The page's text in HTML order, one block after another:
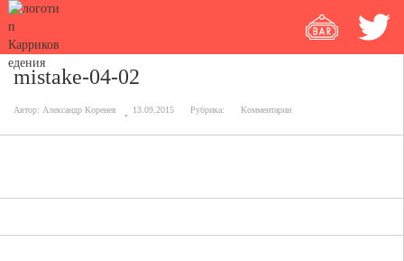
mistake-04-02
Автор: Александр Коренев 13.09.2015 Рубрика: Комментарии